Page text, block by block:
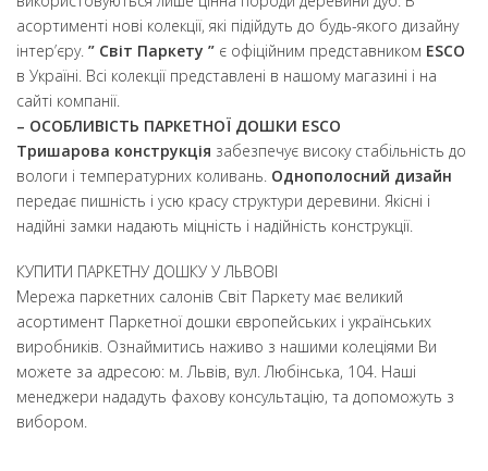
асортименті нові колекції, які підійдуть до будь-якого дизайну
інтер’єру. ” Світ Паркету ” є офіційним представником ESCO
в Україні. Всі колекції представлені в нашому магазині і на
сайті компанії.
– ОСОБЛИВІСТЬ ПАРКЕТНОЇ ДОШКИ ESCO
Тришарова конструкція забезпечує високу стабільність до
вологи і температурних коливань. Однополосний дизайн
передає пишність і усю красу структури деревини. Якісні і
надійні замки надають міцність і надійність конструкції.
КУПИТИ ПАРКЕТНУ ДОШКУ У ЛЬВОВІ
Мережа паркетних салонів Світ Паркету має великий
асортимент Паркетної дошки європейських і українських
виробників. Ознаймитись наживо з нашими колеціями Ви
можете за адресою: м. Львів, вул. Любінська, 104. Наші
менеджери нададуть фахову консультацію, та допоможуть з
вибором.